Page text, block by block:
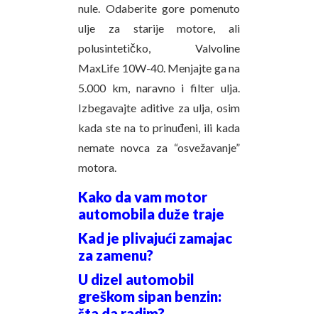
nule. Odaberite gore pomenuto
ulje za starije motore, ali
polusintetičko, Valvoline
MaxLife 10W-40. Menjajte ga na
5.000 km, naravno i filter ulja.
Izbegavajte aditive za ulja, osim
kada ste na to prinuđeni, ili kada
nemate novca za “osvežavanje”
motora.
Kako da vam motor
automobila duže traje
Kad je plivajući zamajac
za zamenu?
U dizel automobil
greškom sipan benzin: